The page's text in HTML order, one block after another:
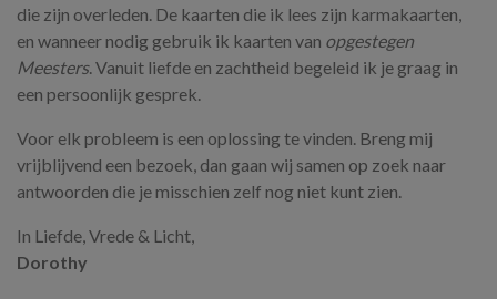
die zijn overleden. De kaarten die ik lees zijn karmakaarten,
en wanneer nodig gebruik ik kaarten van opgestegen
Meesters. Vanuit liefde en zachtheid begeleid ik je graag in
een persoonlijk gesprek.
Voor elk probleem is een oplossing te vinden. Breng mij
vrijblijvend een bezoek, dan gaan wij samen op zoek naar
antwoorden die je misschien zelf nog niet kunt zien.
In Liefde, Vrede & Licht,
Dorothy